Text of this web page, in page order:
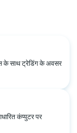
के साथ ट्रेडिंग के अवसर
कंप्युटर पर